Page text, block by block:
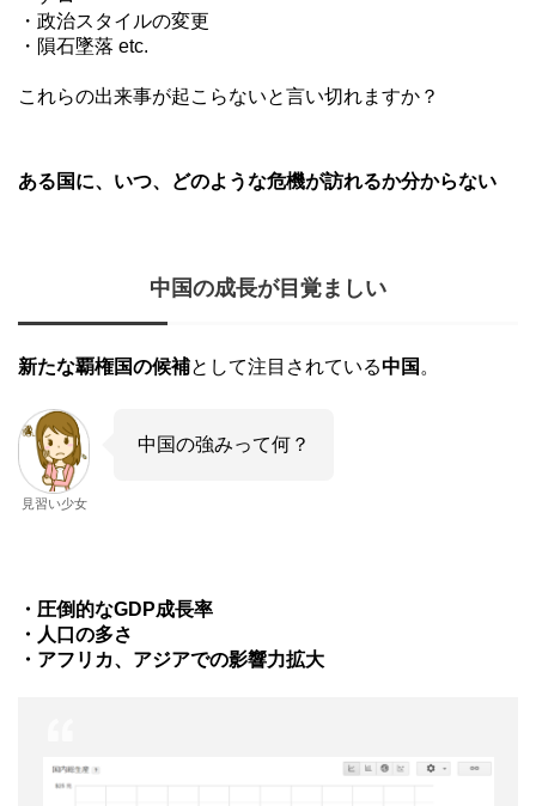
・政治スタイルの変更
・隕石墜落 etc.
これらの出来事が起こらないと言い切れますか？
ある国に、いつ、どのような危機が訪れるか分からない
中国の成長が目覚ましい
新たな覇権国の候補として注目されている中国 。
見習い少女
中国の強みって何？
・圧倒的なGDP成長率
・人口の多さ
・アフリカ、アジアでの影響力拡大